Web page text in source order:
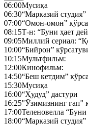
06:00Мусиқа
06:30“Марказий студия”
07:00“Омон-омон”
08:15Т-н: “Буни ҳает
09:05Миллий сериал:
10:00“Бийрон”
10:15Мультфильм:
12:00Кинофильм:
14:50“Беш кетдим”
15:30Мусиқа
16:00“Ҳудуд” дастури
16:25"Ўзимизнинг гап"
17:00Теленовелла “Буни
18:00“Марказий студия”